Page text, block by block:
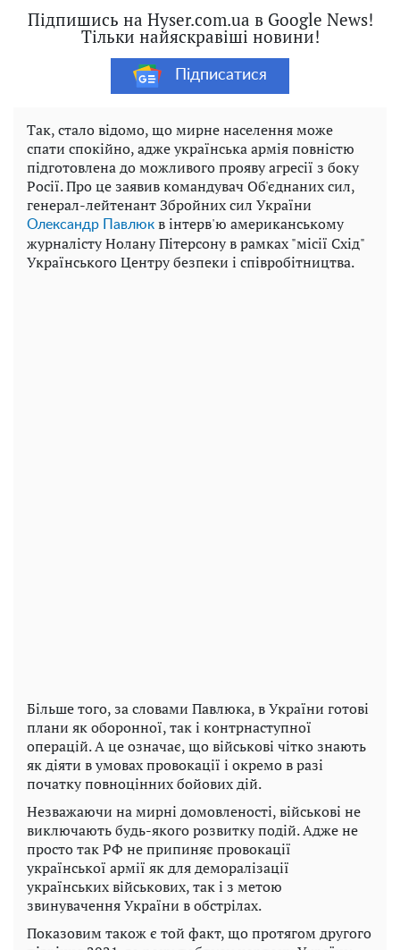
Підпишись на Hyser.com.ua в Google News!
Тільки найяскравіші новини!
Підписатися
Так, стало відомо, що мирне населення може
спати спокійно, адже українська армія повністю
підготовлена до можливого прояву агресії з боку
Росії. Про це заявив командувач Об'єднаних сил,
генерал-лейтенант Збройних сил України
Олександр Павлюк в інтерв'ю американському
журналісту Нолану Пітерсону в рамках "місії Схід"
Українського Центру безпеки і співробітництва.
Більше того, за словами Павлюка, в України готові
плани як оборонної, так і контрнаступної
операцій. А це означає, що військові чітко знають
як діяти в умовах провокації і окремо в разі
початку повноцінних бойових дій.
Незважаючи на мирні домовленості, військові не
виключають будь-якого розвитку подій. Адже не
просто так РФ не припиняє провокації
української армії як для деморалізації
українських військових, так і з метою
звинувачення України в обстрілах.
Показовим також є той факт, що протягом другого